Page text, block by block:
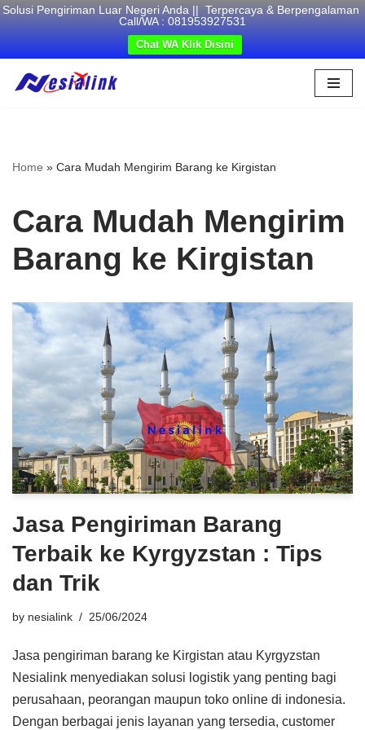
Solusi Pengiriman Luar Negeri Anda || Terpercaya & Berpengalaman
Call/WA : 081953927531
Chat WA Klik Disini
Home » Cara Mudah Mengirim Barang ke Kirgistan
Cara Mudah Mengirim
Barang ke Kirgistan
Jasa Pengiriman Barang
Terbaik ke Kyrgyzstan : Tips
dan Trik
by nesialink 25/06/2024
Jasa pengiriman barang ke Kirgistan atau Kyrgyzstan
Nesialink menyediakan solusi logistik yang penting bagi
perusahaan, peorangan maupun toko online di indonesia.
Dengan berbagai jenis layanan yang tersedia, customer